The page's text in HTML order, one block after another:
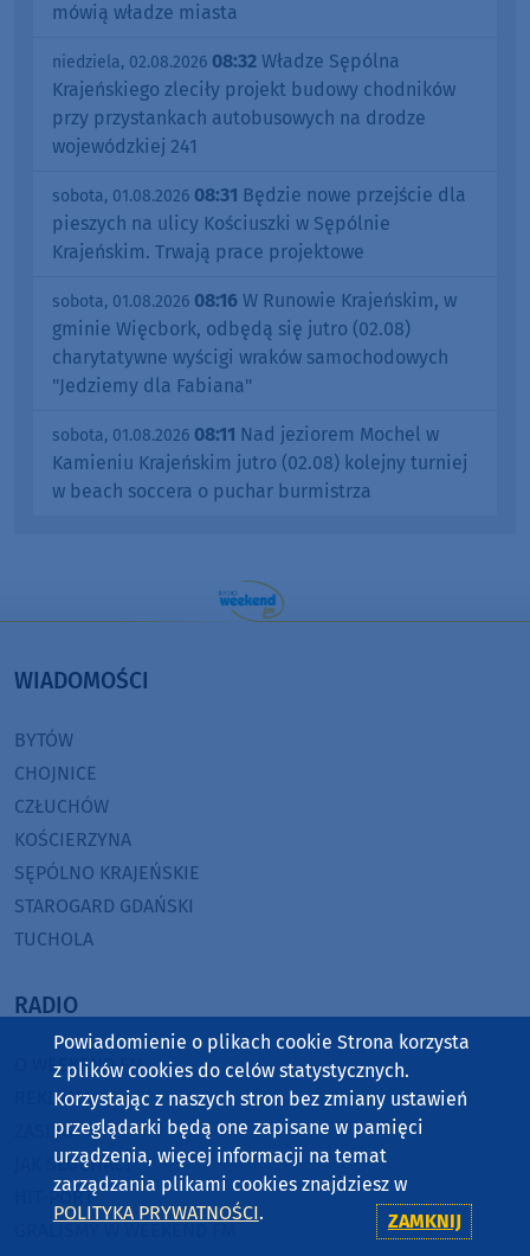
mówią władze miasta
niedziela, 02.08.2026 08:32 Władze Sępólna
Krajeńskiego zleciły projekt budowy chodników
przy przystankach autobusowych na drodze
wojewódzkiej 241
sobota, 01.08.2026 08:31 Będzie nowe przejście dla
pieszych na ulicy Kościuszki w Sępólnie
Krajeńskim. Trwają prace projektowe
sobota, 01.08.2026 08:16 W Runowie Krajeńskim, w
gminie Więcbork, odbędą się jutro (02.08)
charytatywne wyścigi wraków samochodowych
"Jedziemy dla Fabiana"
sobota, 01.08.2026 08:11 Nad jeziorem Mochel w
Kamieniu Krajeńskim jutro (02.08) kolejny turniej
w beach soccera o puchar burmistrza
WIADOMOŚCI
BYTÓW
CHOJNICE
CZŁUCHÓW
KOŚCIERZYNA
SĘPÓLNO KRAJEŃSKIE
STAROGARD GDAŃSKI
TUCHOLA
RADIO
O WEEKEND FM
REKLAMA
ZASIĘG
JAK SŁUCHAĆ?
HIT-PORT
Powiadomienie o plikach cookie Strona korzysta
z plików cookies do celów statystycznych.
Korzystając z naszych stron bez zmiany ustawień
przeglądarki będą one zapisane w pamięci
urządzenia, więcej informacji na temat
zarządzania plikami cookies znajdziesz w
POLITYKA PRYWATNOŚCI. ZAMKNIJ